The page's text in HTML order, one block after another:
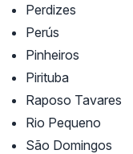
Perdizes
Perús
Pinheiros
Pirituba
Raposo Tavares
Rio Pequeno
São Domingos